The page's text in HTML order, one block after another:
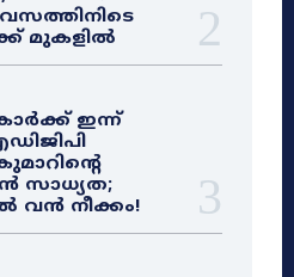
മുകളിൽ
ഇന്ന്
സാധ്യത;
വൻ നീക്കം!